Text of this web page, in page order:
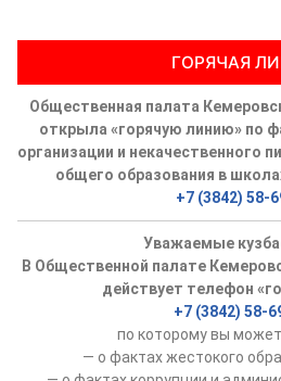
ГОРЯЧАЯ
Общественная палата
открыла «горячую линию» по
организации и некачественного
общего образования в
+7 (3842) 58-
Уважаемые
В Общественной палате
действует телефон
+7 (3842) 58-
по которому вы
— о фактах жестокого